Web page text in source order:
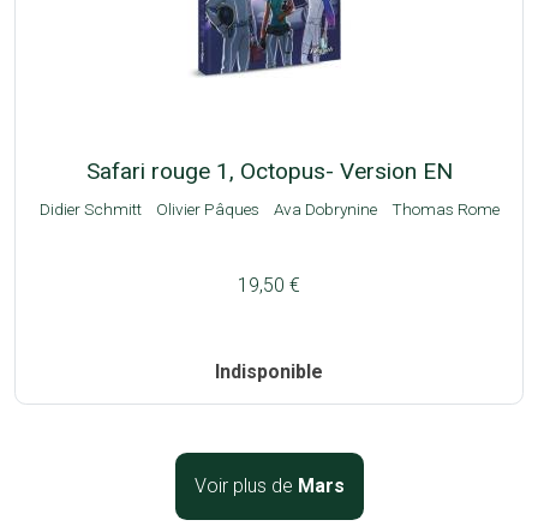
Safari rouge 1, Octopus- Version EN
Didier Schmitt Olivier Pâques Ava Dobrynine Thomas Rome
19,50 €
Indisponible
Voir plus de Mars